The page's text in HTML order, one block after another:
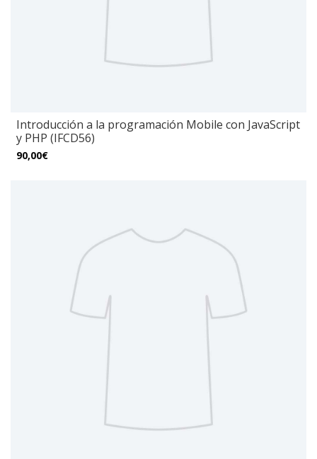
Introducción a la programación Mobile con JavaScript
y PHP (IFCD56)
90,00€